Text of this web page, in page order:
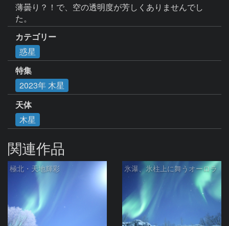
薄曇り？！で、空の透明度が芳しくありませんでし
た。
カテゴリー
惑星
特集
2023年 木星
天体
木星
関連作品
極北・天地輝彩 氷瀑、氷柱上に舞うオーロラ